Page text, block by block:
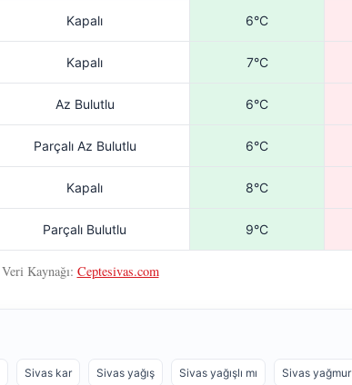
Kapalı 6°C
Kapalı 7°C
Az Bulutlu 6°C
Parçalı Az Bulutlu 6°C
Kapalı 8°C
Parçalı Bulutlu 9°C
Veri Kaynağı: Ceptesivas.com
Sivas kar Sivas yağış Sivas yağışlı mı Sivas yağmur